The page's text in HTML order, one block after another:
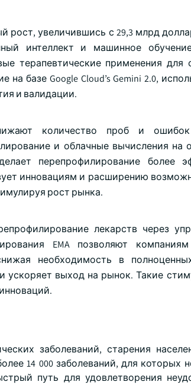
рост, увеличившись с 29,3 млрд
интеллект и машинное
терапевтические применения
на базе Google Cloud’s Gemini 2.0,
и валидации.
количество проб и
и облачные вычисления на
перепрофилирование более
инновациям и расширению
рост рынка.
лекарств через
EMA позволяют компаниям
необходимость в
ускоряет выход на рынок. Такие
заболеваний, старения
14 000 заболеваний, для которых
путь для удовлетворения